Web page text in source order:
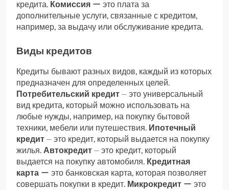
кредита. Комиссия ー это плата за
дополнительные услуги, связанные с кредитом,
например, за выдачу или обслуживание кредита.
Виды кредитов
Кредиты бывают разных видов, каждый из которых
предназначен для определенных целей.
Потребительский кредит ⏤ это универсальный
вид кредита, который можно использовать на
любые нужды, например, на покупку бытовой
техники, мебели или путешествия. Ипотечный
кредит ⏤ это кредит, который выдается на покупку
жилья. Автокредит ⏤ это кредит, который
выдается на покупку автомобиля. Кредитная
карта ー это банковская карта, которая позволяет
совершать покупки в кредит. Микрокредит ー это